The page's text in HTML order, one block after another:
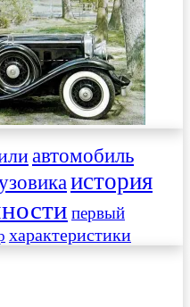
автомобиль
история
первый
характеристики